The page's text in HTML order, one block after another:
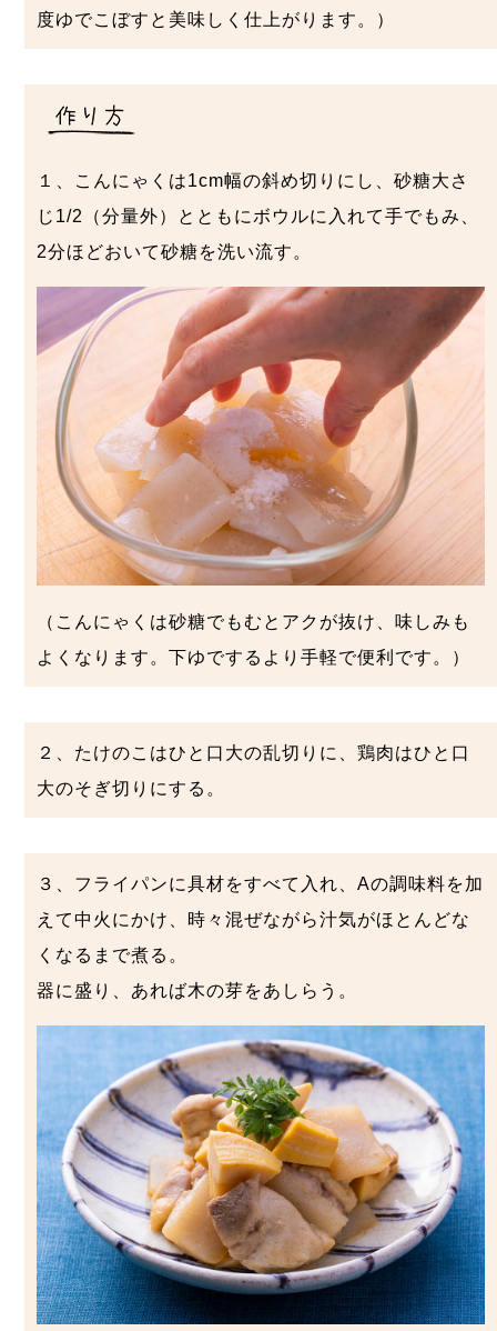
度ゆでこぼすと美味しく仕上がります。）
１、こんにゃくは1cm幅の斜め切りにし、砂糖大さ
じ1/2（分量外）とともにボウルに入れて手でもみ、
2分ほどおいて砂糖を洗い流す。
（こんにゃくは砂糖でもむとアクが抜け、味しみも
よくなります。下ゆでするより手軽で便利です。）
２、たけのこはひと口大の乱切りに、鶏肉はひと口
大のそぎ切りにする。
３、フライパンに具材をすべて入れ、Aの調味料を加
えて中火にかけ、時々混ぜながら汁気がほとんどな
くなるまで煮る。
器に盛り、あれば木の芽をあしらう。